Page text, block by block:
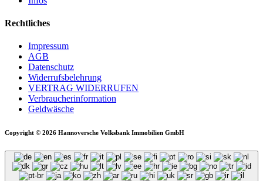
Rechtliches
Impressum
AGB
Datenschutz
Widerrufsbelehrung
VERTRAG WIDERRUFEN
Verbraucher­information
Geldwäsche
Copyright © 2026 Hannoversche Volksbank Immobilien GmbH